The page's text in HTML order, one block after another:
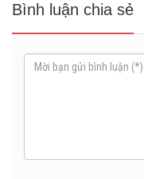
Bình luận chia sẻ